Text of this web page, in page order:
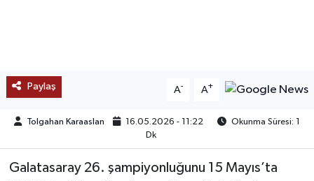
Paylaş A- A+
Tolgahan Karaaslan 16.05.2026 - 11:22
Okunma Süresi: 1
Dk
Galatasaray 26. şampiyonluğunu 15 Mayıs’ta
OTOMOTİV
TEKNOLOJİ